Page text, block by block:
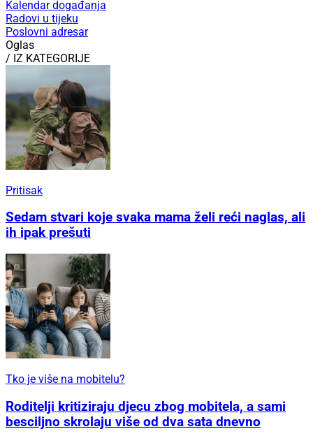
Kalendar događanja
Radovi u tijeku
Poslovni adresar
Oglas
/ IZ KATEGORIJE
Pritisak
Sedam stvari koje svaka mama želi reći naglas, ali
ih ipak prešuti
Tko je više na mobitelu?
Roditelji kritiziraju djecu zbog mobitela, a sami
besciljno skrolaju više od dva sata dnevno